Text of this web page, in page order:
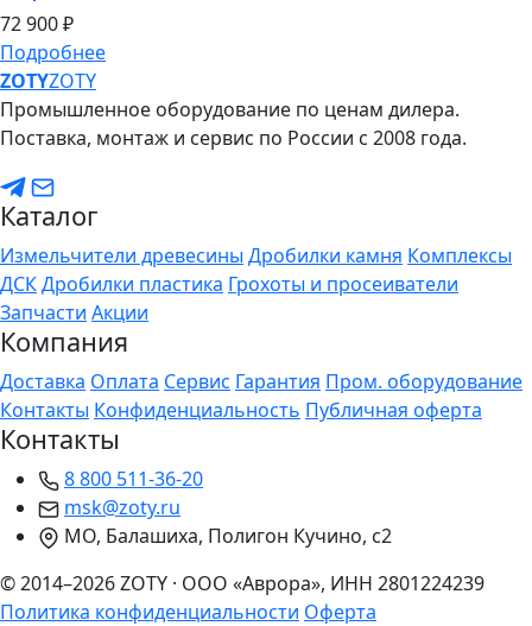
72900 ₽
Подробнее
ZOTYZOTY
Промышленное оборудование по ценам дилера.
Поставка, монтаж и сервис по России с 2008 года.
Каталог
Измельчители древесины Дробилки камня Комплексы
ДСКДробилки пластика Грохоты и просеиватели
Запчасти Акции
Компания
Доставка Оплата Сервис Гарантия Пром. оборудование
Контакты Конфиденциальность Публичная оферта
Контакты
8 800 511-36-20
msk@zoty.ru
МО, Балашиха, Полигон Кучино, с2
© 2014–2026 ZOTY · ООО «Аврора», ИНН 2801224239
Политика конфиденциальности Оферта